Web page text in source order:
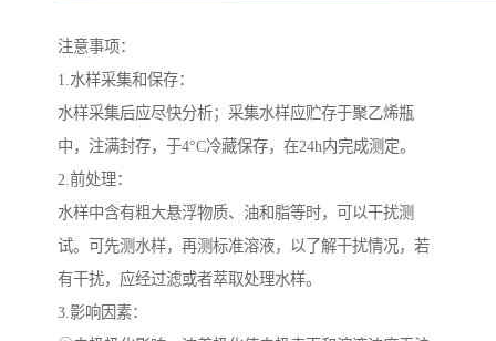
注意事项：
1.水样采集和保存：
水样采集后应尽快分析；采集水样应贮存于聚乙烯瓶
中，注满封存，于4°C冷藏保存，在24h内完成测定。
2.前处理：
水样中含有粗大悬浮物质、油和脂等时，可以干扰测
试。可先测水样，再测标准溶液，以了解干扰情况，若
有干扰，应经过滤或者萃取处理水样。
3.影响因素：